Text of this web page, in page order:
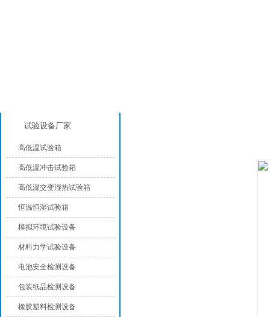
试验设备厂家
高低温试验箱
高低温冲击试验箱
高低温交变湿热试验箱
恒温恒湿试验箱
模拟环境试验设备
材料力学试验设备
电池安全检测设备
包装纸品检测设备
橡胶塑料检测设备